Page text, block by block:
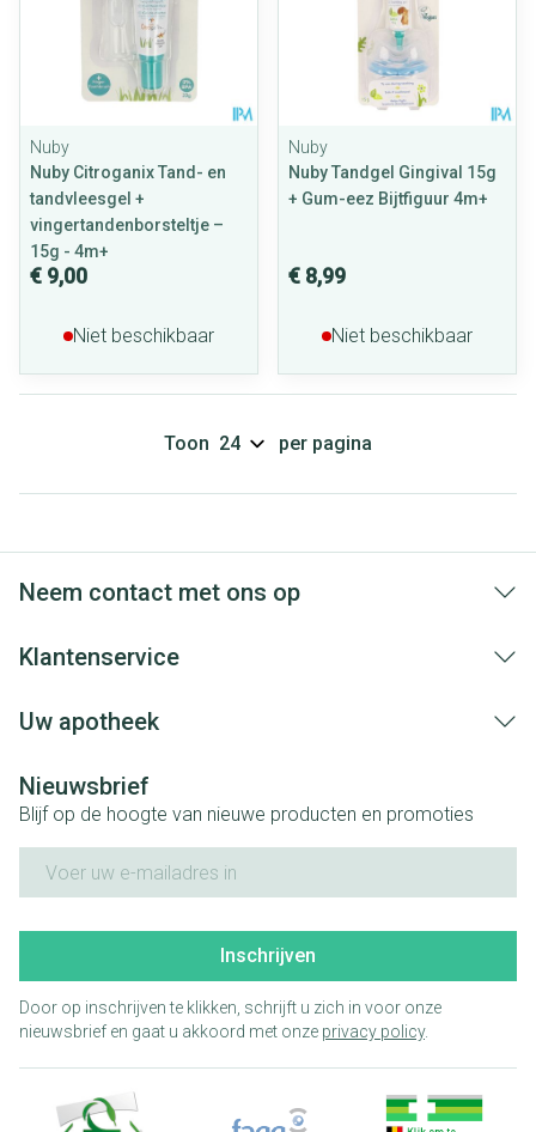
Nuby
Nuby Citroganix Tand- en
tandvleesgel +
vingertandenborsteltje –
15g - 4m+
€ 9,00
Niet beschikbaar
Nuby
Nuby Tandgel Gingival 15g
+ Gum-eez Bijtfiguur 4m+
€ 8,99
Niet beschikbaar
Toon per pagina
Neem contact met ons op
Klantenservice
Uw apotheek
Nieuwsbrief
Blijf op de hoogte van nieuwe producten en promoties
Inschrijven
Door op inschrijven te klikken, schrijft u zich in voor onze
nieuwsbrief en gaat u akkoord met onze privacy policy.